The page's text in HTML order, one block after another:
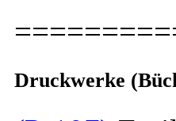
Druckwerke